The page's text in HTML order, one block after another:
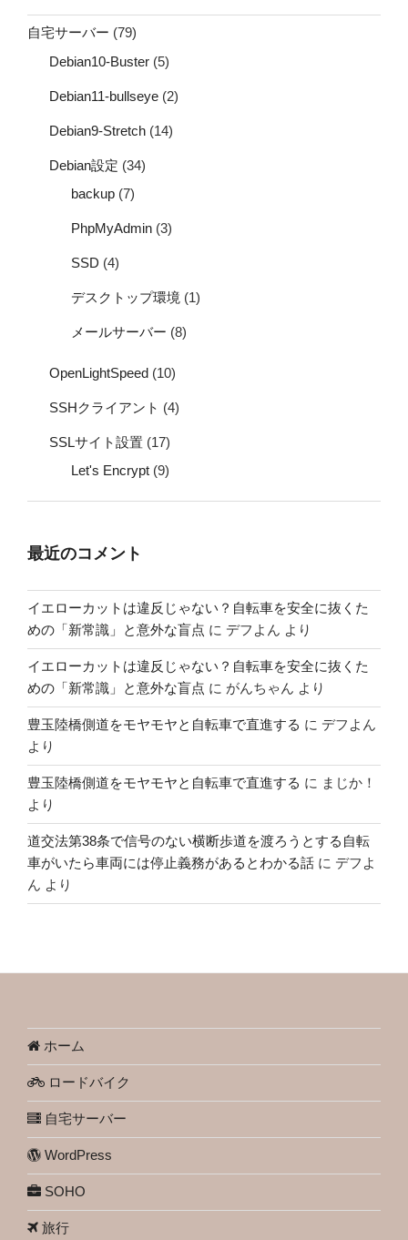
自宅サーバー (79)
Debian10-Buster (5)
Debian11-bullseye (2)
Debian9-Stretch (14)
Debian設定 (34)
backup (7)
PhpMyAdmin (3)
SSD (4)
デスクトップ環境 (1)
メールサーバー (8)
OpenLightSpeed (10)
SSHクライアント (4)
SSLサイト設置 (17)
Let's Encrypt (9)
最近のコメント
イエローカットは違反じゃない？自転車を安全に抜くた
めの「新常識」と意外な盲点 に デフよん より
イエローカットは違反じゃない？自転車を安全に抜くた
めの「新常識」と意外な盲点 に がんちゃん より
豊玉陸橋側道をモヤモヤと自転車で直進する に デフよん
より
豊玉陸橋側道をモヤモヤと自転車で直進する に まじか！
より
道交法第38条で信号のない横断歩道を渡ろうとする自転
車がいたら車両には停止義務があるとわかる話 に デフよ
ん より
ホーム
ロードバイク
自宅サーバー
WordPress
SOHO
旅行